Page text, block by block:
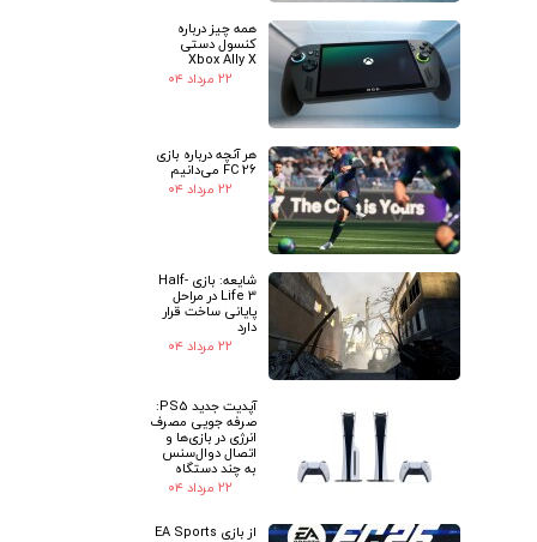
همه چیز درباره
کنسول دستی
Xbox Ally X
۲۲ مرداد ۰۴
هر آنچه درباره بازی
FC 26 می‌دانیم
۲۲ مرداد ۰۴
شایعه: بازی Half-
Life 3 در مراحل
پایانی ساخت قرار
دارد
۲۲ مرداد ۰۴
آپدیت جدید PS5:
صرفه جویی مصرف
انرژی در بازی‌ها و
اتصال دوال‌سنس
به چند دستگاه
۲۲ مرداد ۰۴
از بازی EA Sports